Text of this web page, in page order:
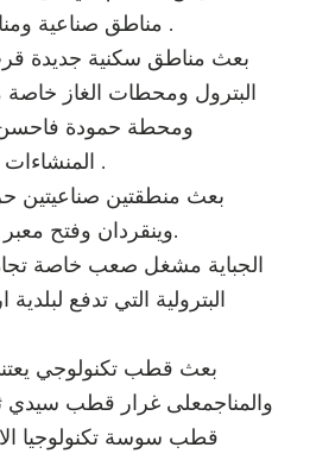
مناطق صناعية ومناطق سياحية .
البترول ومحطات الغاز
ومحطة حمودة
المنشاءات هو المواطن .
وينقردان وفتح معبر مشهد صالح.
البترولية التي تدفع
والمناجمعلى غرار قطب سيدي
قطب سوسة تكنولوجيا